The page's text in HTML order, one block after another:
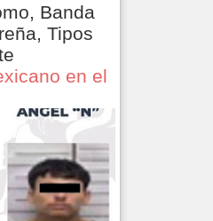
Banda
Tipos
en el